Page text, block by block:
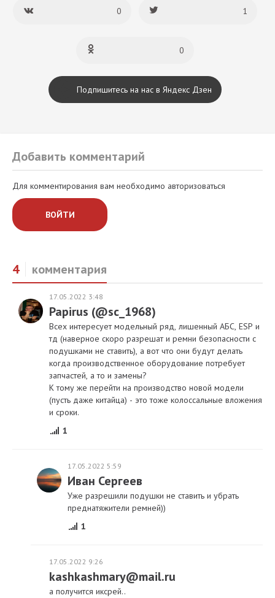
0 1
0
Подпишитесь на нас в Яндекс Дзен
Добавить комментарий
Для комментирования вам необходимо авторизоваться
ВОЙТИ
4 комментария
17.05.2022 3:48
Papirus (@sc_1968)
Всех интересует модельный ряд, лишенный АБС, ESP и
тд (наверное скоро разрешат и ремни безопасности с
подушками не ставить), а вот что они будут делать
когда производственное оборудование потребует
запчастей, а то и замены?
К тому же перейти на производство новой модели
(пусть даже китайца) - это тоже колоссальные вложения
и сроки.
1
17.05.2022 5:59
Иван Сергеев
Уже разрешили подушки не ставить и убрать
преднатяжители ремней))
1
17.05.2022 9:26
kashkashmary@mail.ru
а получится иксрей..